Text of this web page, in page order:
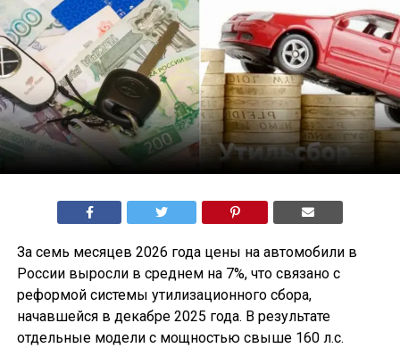
За семь месяцев 2026 года цены на автомобили в
России выросли в среднем на 7%, что связано с
реформой системы утилизационного сбора,
начавшейся в декабре 2025 года. В результате
отдельные модели с мощностью свыше 160 л.с.